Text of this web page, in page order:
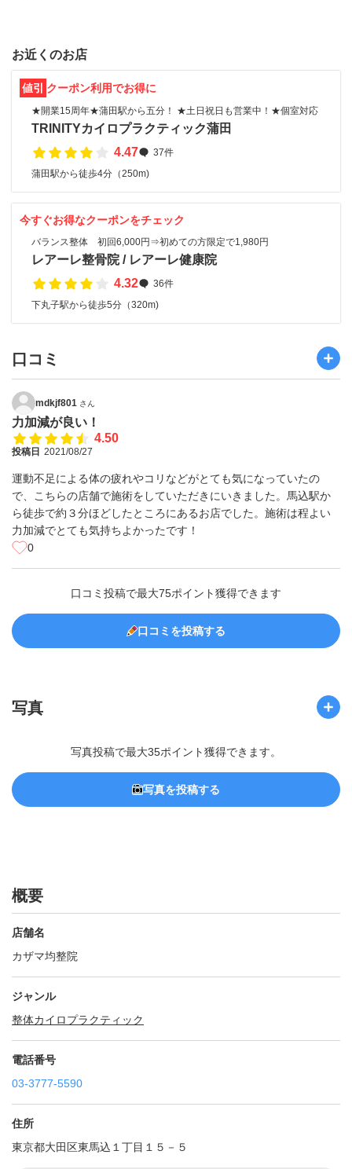
お近くのお店
値引 クーポン利用でお得に
★開業15周年★蒲田駅から五分！ ★土日祝日も営業中！★個室対応
TRINITYカイロプラクティック蒲田
4.47
37件
蒲田駅から徒歩4分（250m)
今すぐお得なクーポンをチェック
バランス整体 初回6,000円⇒初めての方限定で1,980円
レアーレ整骨院 / レアーレ健康院
4.32
36件
下丸子駅から徒歩5分（320m)
口コミ
mdkjf801 さん
力加減が良い！
4.50
投稿日 2021/08/27
運動不足による体の疲れやコリなどがとても気になっていたの
で、こちらの店舗で施術をしていただきにいきました。馬込駅か
ら徒歩で約３分ほどしたところにあるお店でした。施術は程よい
力加減でとても気持ちよかったです！
0
口コミ投稿で最大75ポイント獲得できます
口コミを投稿する
写真
写真投稿で最大35ポイント獲得できます。
写真を投稿する
概要
店舗名
カザマ均整院
ジャンル
整体カイロプラクティック
電話番号
03-3777-5590
住所
東京都大田区東馬込１丁目１５－５